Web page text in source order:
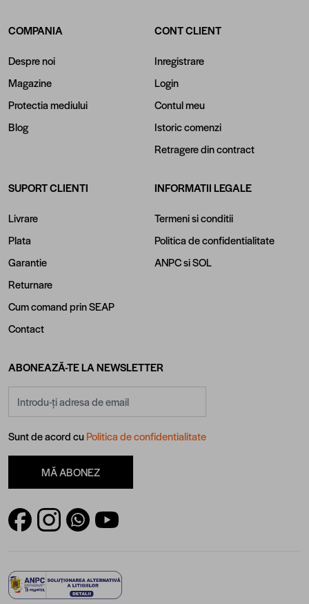
COMPANIA
Despre noi
Magazine
Protectia mediului
Blog
CONT CLIENT
Inregistrare
Login
Contul meu
Istoric comenzi
Retragere din contract
SUPORT CLIENTI
Livrare
Plata
Garantie
Returnare
Cum comand prin SEAP
Contact
INFORMATII LEGALE
Termeni si conditii
Politica de confidentialitate
ANPCsiSOL
ABONEAZĂ-TE LA NEWSLETTER
Sunt de acord cuPolitica de confidentialitate
MĂ ABONEZ